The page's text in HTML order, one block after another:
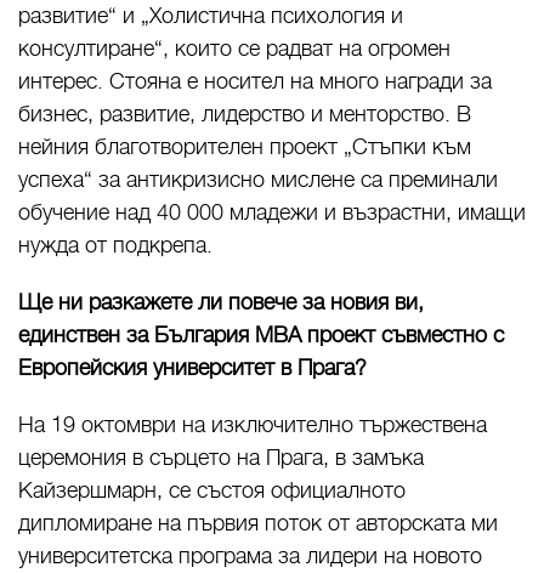
развитие“ и „Холистична психология и
консултиране“, които се радват на огромен
интерес. Стояна е носител на много награди за
бизнес, развитие, лидерство и менторство. В
нейния благотворителен проект „Стъпки към
успеха“ за антикризисно мислене са преминали
обучение над 40 000 младежи и възрастни, имащи
нужда от подкрепа.
Ще ни разкажете ли повече за новия ви,
единствен за България МВА проект съвместно с
Европейския университет в Прага?
На 19 октомври на изключително тържествена
церемония в сърцето на Прага, в замъка
Кайзершмарн, се състоя официалното
дипломиране на първия поток от авторската ми
университетска програма за лидери на новото